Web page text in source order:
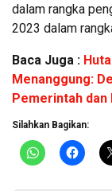
dalam rangka
2023 dalam
Baca Juga :
Menanggung:
Pemerintah dan
Silahkan Bagikan: